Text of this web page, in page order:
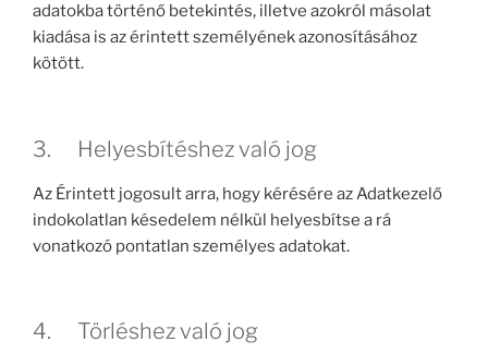
adatokba történő betekintés, illetve azokról másolat
kiadása is az érintett személyének azonosításához
kötött.
3. Helyesbítéshez való jog
Az Érintett jogosult arra, hogy kérésére az Adatkezelő
indokolatlan késedelem nélkül helyesbítse a rá
vonatkozó pontatlan személyes adatokat.
4. Törléshez való jog